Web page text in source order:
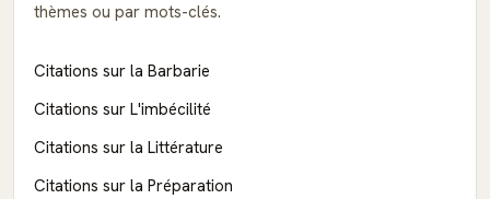
thèmes ou par mots-clés.
Citations sur la Barbarie
Citations sur L'imbécilité
Citations sur la Littérature
Citations sur la Préparation